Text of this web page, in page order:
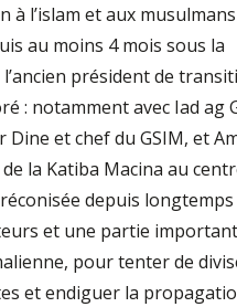
à l’islam et aux musulmans
au moins 4 mois sous la
président de
: notamment avec Iad ag
Dine et chef du GSIM, et
la Katiba Macina au
depuis
et une partie
pour tenter de
et endiguer la